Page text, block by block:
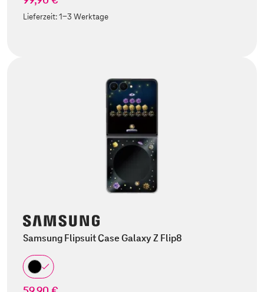
Lieferzeit:1-3 Werktage
Samsung Flipsuit Case Galaxy Z Flip8